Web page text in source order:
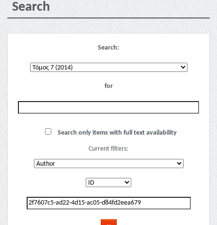
Search
Search:
for
Search only items with full text availability
Current filters: